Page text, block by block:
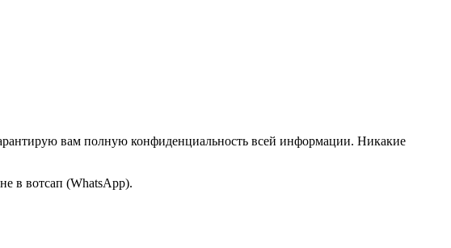
вам полную конфиденциальность всей информации. Никакие
в вотсап (WhatsApp).